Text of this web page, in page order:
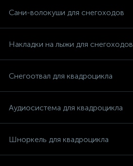
Сани-волокуши для снегоходов
Накладки на лыжи для снегоходов
Снегоотвал для квадроцикла
Аудиосистема для квадроцикла
Шноркель для квадроцикла